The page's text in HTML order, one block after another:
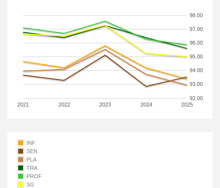
2021 2022 2023 2024 2025
92.00
93.00
94.00
95.00
96.00
97.00
98.00
INF
SEN
PLA
TRA
PROF
SG